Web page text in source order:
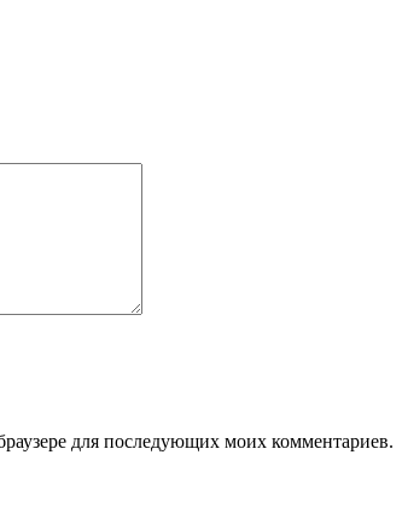
для последующих моих комментариев.